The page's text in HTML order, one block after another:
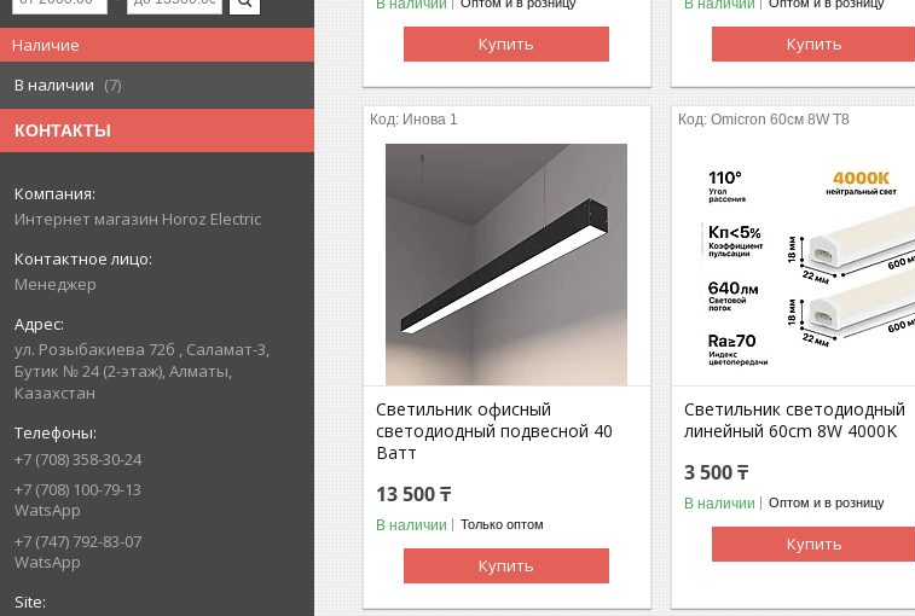
Наличие
В наличии
7
КОНТАКТЫ
Интернет магазин Horoz Electric
Менеджер
ул. Розыбакиева 72б , Саламат-3,
Бутик № 24 (2-этаж), Алматы,
Казахстан
+7 (708) 358-30-24
+7 (708) 100-79-13
WatsApp
+7 (747) 792-83-07
WatsApp
Купить Купить
Инова 1
Светильник офисный
светодиодный подвесной 40
Ватт
13 500 ₸
В наличии Только оптом
Купить
Omicron 60см 8W T8
Светильник светодиодный
линейный 60cm 8W 4000K
3 500 ₸
В наличии Оптом и в розницу
Купить